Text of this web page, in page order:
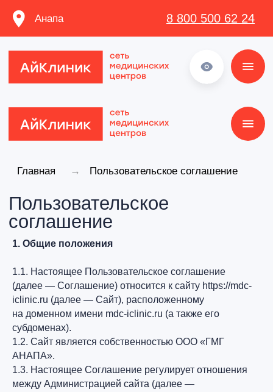
Анапа 8 800 500 62 24
Главная Пользовательское соглашение
→
Пользовательское
1. Общие положения
1.1. Настоящее Пользовательское соглашение
(далее — Соглашение) относится к сайту https://mdc-
iclinic.ru (далее — Сайт), расположенному
на доменном имени mdc-iclinic.ru (а также его
субдоменах).
1.2. Сайт является собственностью ООО «ГМГ
АНАПА».
1.3. Настоящее Соглашение регулирует отношения
между Администрацией сайта (далее —